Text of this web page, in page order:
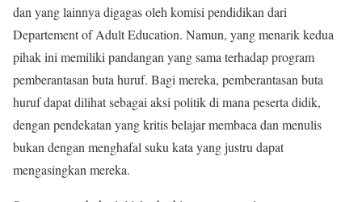
dan yang lainnya digagas oleh komisi pendidikan dari
Departement of Adult Education. Namun, yang menarik kedua
pihak ini memiliki pandangan yang sama terhadap program
pemberantasan buta huruf. Bagi mereka, pemberantasan buta
huruf dapat dilihat sebagai aksi politik di mana peserta didik,
dengan pendekatan yang kritis belajar membaca dan menulis
bukan dengan menghafal suku kata yang justru dapat
mengasingkan mereka.